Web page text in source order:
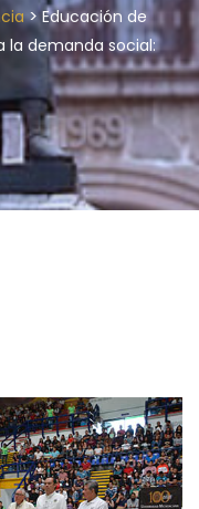
>Educación de
la demanda social: